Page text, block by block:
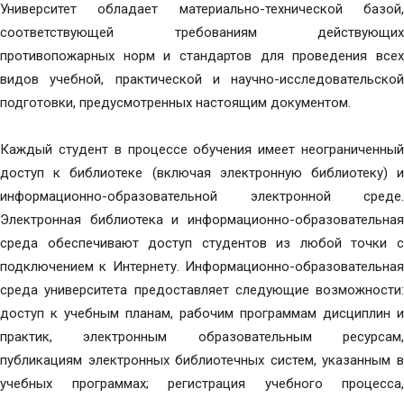
Университет обладает материально-технической базой,
соответствующей требованиям действующих
противопожарных норм и стандартов для проведения всех
видов учебной, практической и научно-исследовательской
подготовки, предусмотренных настоящим документом.
Каждый студент в процессе обучения имеет неограниченный
доступ к библиотеке (включая электронную библиотеку) и
информационно-образовательной электронной среде.
Электронная библиотека и информационно-образовательная
среда обеспечивают доступ студентов из любой точки с
подключением к Интернету. Информационно-образовательная
среда университета предоставляет следующие возможности:
доступ к учебным планам, рабочим программам дисциплин и
практик, электронным образовательным ресурсам,
публикациям электронных библиотечных систем, указанным в
учебных программах; регистрация учебного процесса,